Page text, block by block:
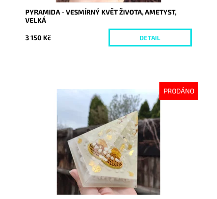
PYRAMIDA - VESMÍRNÝ KVĚT ŽIVOTA, AMETYST,
VELKÁ
3 150 Kč DETAIL
PRODÁNO
Vyprodáno